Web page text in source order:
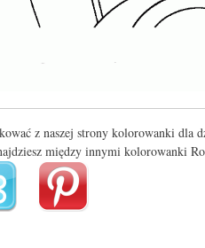
z naszej strony kolorowanki dla
między innymi kolorowanki